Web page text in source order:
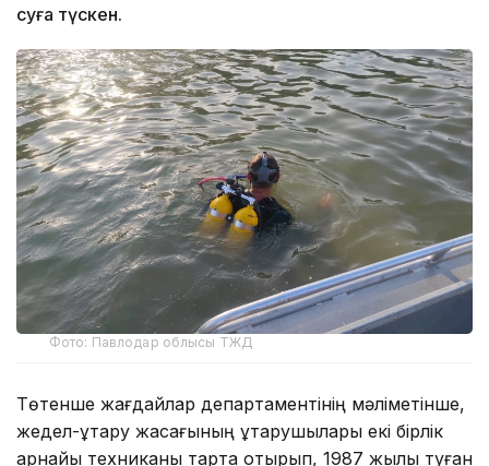
суға түскен.
Фото: Павлодар облысы ТЖД
Төтенше жағдайлар департаментінің мәліметінше,
жедел-құтқару жасағының құтқарушылары екі бірлік
арнайы техниканы тарта отырып, 1987 жылы туған